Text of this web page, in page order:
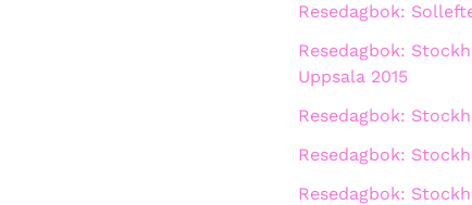
Resedagbok:
Resedagbok:
Uppsala 2015
Resedagbok:
Resedagbok:
Resedagbok: